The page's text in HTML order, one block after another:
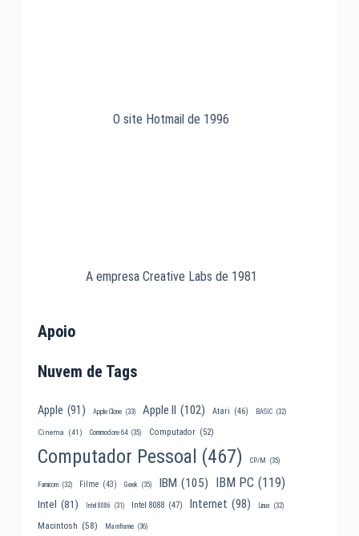
O site Hotmail de 1996
A empresa Creative Labs de 1981
Apoio
Nuvem de Tags
Apple (91) Apple Clone (33) Apple II (102) Atari (46) BASIC (32)
Cinema (41) Commodore 64 (35) Computador (52)
Computador Pessoal (467) CP/M (35)
Famicom (32) Filme (43) Geek (35) IBM (105) IBM PC (119)
Intel (81) Intel 8086 (31) Intel 8088 (47) Internet (98) Linux (32)
Macintosh (58) Mainframe (36)